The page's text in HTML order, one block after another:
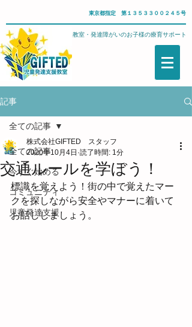
東京都指定 第１３５３３００２４５号
武蔵野市・児童発達支援教室・発達障がいのお子様の療育サポート
記事
全ての記事
今すぐ始める
コミュニティ
児童発達支援
全ての記事
交通ルールを学ぼう！
株式会社GIFTED スタッフ
2020年10月4日 読了時間: 1分
標識を覚えよう！街の中で覚えたマー
クを探しながら安全やマナーに着いて
お話ししましょう。